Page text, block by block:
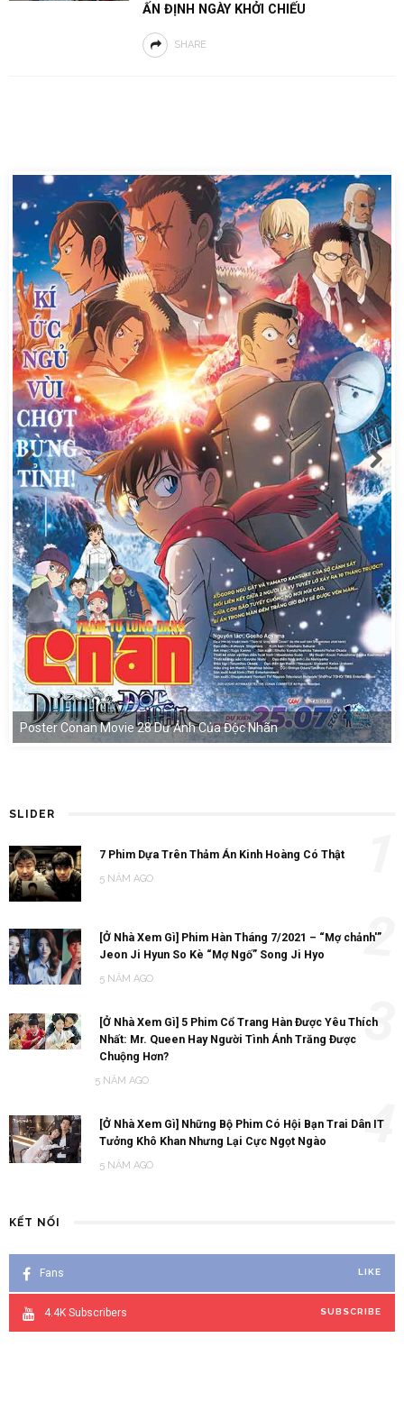
ẤN ĐỊNH NGÀY KHỞI CHIẾU
SHARE
Poster Conan Movie 28 Dư Ảnh Của Độc Nhãn
SLIDER
7 Phim Dựa Trên Thảm Án Kinh Hoàng Có Thật
5 NĂM AGO
[Ở Nhà Xem Gì] Phim Hàn Tháng 7/2021 – “Mợ chảnh'”
Jeon Ji Hyun So Kè “Mợ Ngố” Song Ji Hyo
5 NĂM AGO
2
[Ở Nhà Xem Gì] 5 Phim Cổ Trang Hàn Được Yêu Thích
Nhất: Mr. Queen Hay Người Tình Ánh Trăng Được
Chuộng Hơn?
5 NĂM AGO
3
[Ở Nhà Xem Gì] Những Bộ Phim Có Hội Bạn Trai Dân IT
Tưởng Khô Khan Nhưng Lại Cực Ngọt Ngào
5 NĂM AGO
4
KẾT NỐI
Fans LIKE
4.4K Subscribers SUBSCRIBE